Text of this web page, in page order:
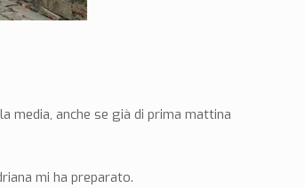
media, anche se già di prima mattina
mi ha preparato.